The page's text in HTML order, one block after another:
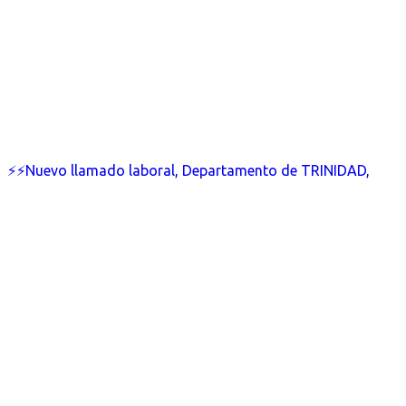
⚡⚡Nuevo llamado laboral, Departamento de TRINIDAD,